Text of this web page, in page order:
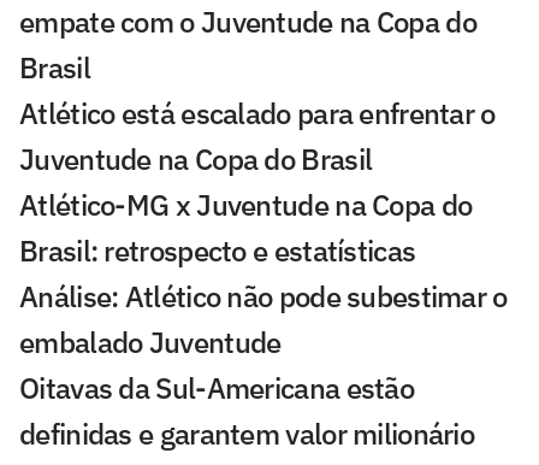
empate com o Juventude na Copa do
Brasil
Atlético está escalado para enfrentar o
Juventude na Copa do Brasil
Atlético-MG x Juventude na Copa do
Brasil: retrospecto e estatísticas
Análise: Atlético não pode subestimar o
embalado Juventude
Oitavas da Sul-Americana estão
definidas e garantem valor milionário